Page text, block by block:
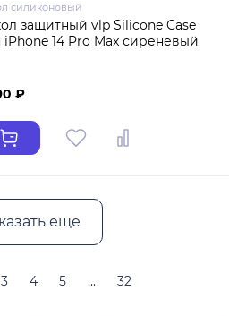
силиконовый
защитный vlp Silicone Case
iPhone 14 Pro Max сиреневый
₽
еще
3 4 5 ... 32